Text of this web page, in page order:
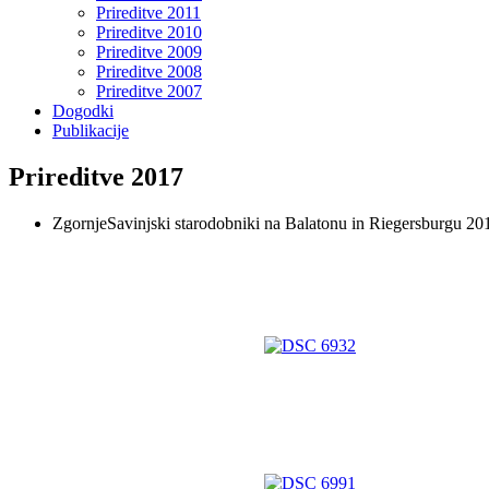
Prireditve 2011
Prireditve 2010
Prireditve 2009
Prireditve 2008
Prireditve 2007
Dogodki
Publikacije
Prireditve 2017
ZgornjeSavinjski starodobniki na Balatonu in Riegersburgu